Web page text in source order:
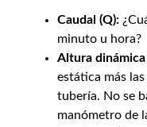
Caudal (Q):
minuto u hora?
Altura
estática más
tubería. No se
manómetro de